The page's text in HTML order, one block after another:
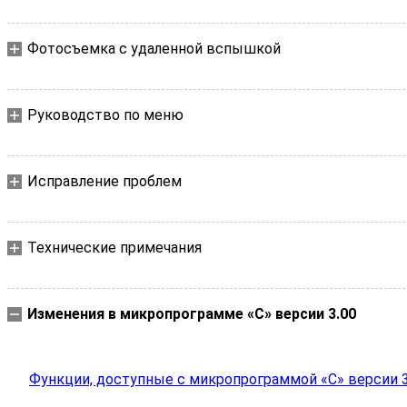
Фотосъемка с удаленной вспышкой
Руководство по меню
Исправление проблем
Технические примечания
Изменения в микропрограмме «C» версии 3.00
Функции, доступные с микропрограммой «C» версии